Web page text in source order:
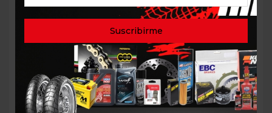
LUBRICANTE CADENA
OFF ROAD MAXIMA SYN
CHAIN GUARD 220ml
Out Of Stock
LUBRICANTE SINTETICO
PARA FILTROS DE AIRE
FAB 1 557ML